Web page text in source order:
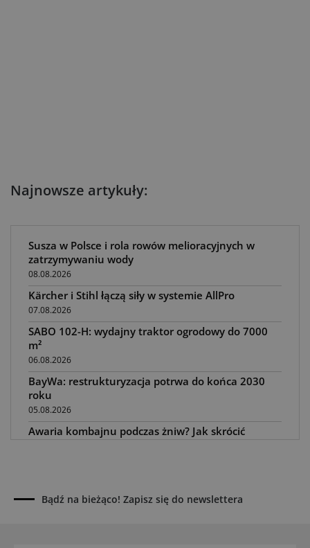
Najnowsze artykuły:
Susza w Polsce i rola rowów melioracyjnych w
zatrzymywaniu wody
08.08.2026
Kärcher i Stihl łączą siły w systemie AllPro
07.08.2026
SABO 102-H: wydajny traktor ogrodowy do 7000
m²
06.08.2026
BayWa: restrukturyzacja potrwa do końca 2030
roku
05.08.2026
Awaria kombajnu podczas żniw? Jak skrócić
Fendt, Valtra i Massey Ferguson przy sprzedaży
maszyn rolniczych
Bądź na bieżąco! Zapisz się do newslettera